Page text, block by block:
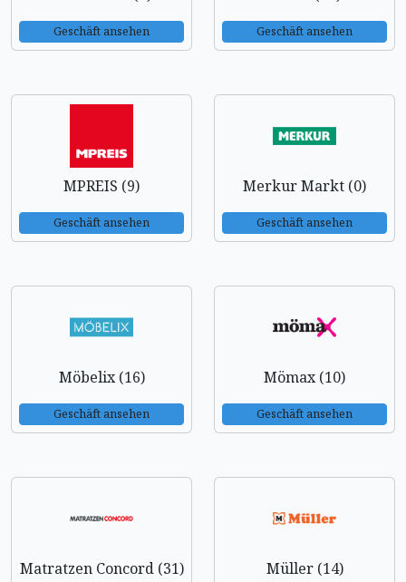
Geschäft ansehen Geschäft ansehen
MPREIS (9)
Geschäft ansehen
Merkur Markt (0)
Geschäft ansehen
Möbelix (16)
Geschäft ansehen
Mömax (10)
Geschäft ansehen
Matratzen Concord (31) Müller (14)